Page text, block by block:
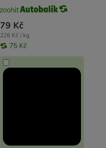
79 Kč
226 Kč / kg
75 Kč